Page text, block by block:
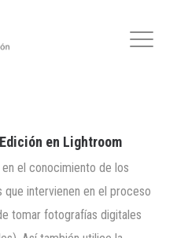
en Lightroom
el conocimiento de los
intervienen en el proceso
tomar fotografías digitales